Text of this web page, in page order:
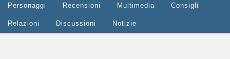
Personaggi Recensioni Multimedia Consigli
Relazioni Discussioni Notizie